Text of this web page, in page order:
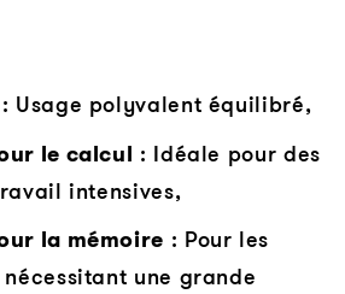
: Usage polyvalent équilibré,
le calcul : Idéale pour des
intensives,
la mémoire : Pour les
une grande